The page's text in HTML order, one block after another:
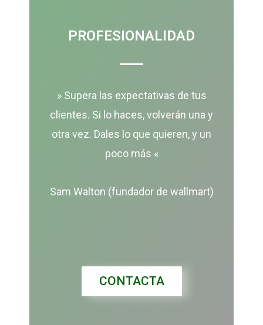
PROFESIONALIDAD
» Supera las expectativas de tus
clientes. Si lo haces, volverán una y
otra vez. Dales lo que quieren, y un
poco más «
Sam Walton (fundador de wallmart)
CONTACTA